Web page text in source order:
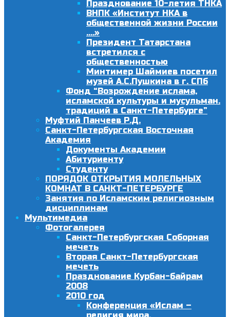
Празднование 10-летия ТНКА
ВНПК «Институт НКА в
общественной жизни России
….»
Президент Татарстана
встретился с
общественностью
Минтимер Шаймиев посетил
музей А.С.Пушкина в г. СПб
Фонд “Возрождение ислама,
исламской культуры и мусульман.
традиций в Санкт-Петербурге”
Муфтий Панчеев Р.Д.
Санкт-Петербургская Восточная
Академия
Документы Академии
Абитуриенту
Студенту
ПОРЯДОК ОТКРЫТИЯ МОЛЕЛЬНЫХ
КОМНАТ В САНКТ-ПЕТЕРБУРГЕ
Занятия по Исламским религиозным
дисциплинам
Мультимедиа
Фотогалерея
Санкт-Петербургская Соборная
мечеть
Вторая Санкт-Петербургская
мечеть
Празднование Курбан-байрам
2008
2010 год
Конференция «Ислам –